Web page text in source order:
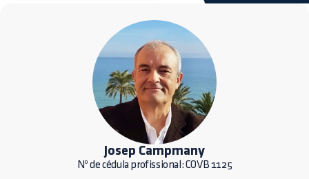
Josep Campmany
Nº de cédula profissional: COVB 1125